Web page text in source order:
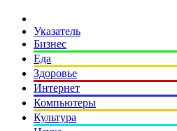
Указатель
Бизнес
Еда
Здоровье
Интернет
Компьютеры
Культура